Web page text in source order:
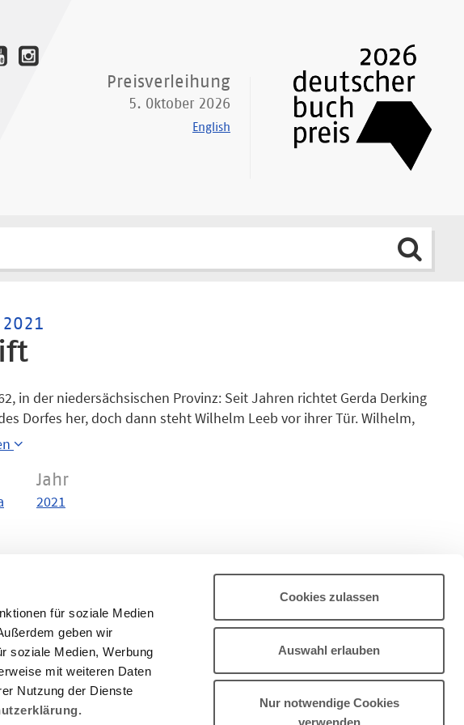
für soziale Medien
geben wir
soziale Medien, Werbung
mit weiteren Daten
Nutzung der Dienste
Cookies zulassen
Auswahl erlauben
Nur notwendige Cookies
verwenden
Preisverleihung
5. Oktober 2026
English
2021
in der niedersächsischen Provinz: Seit Jahren richtet Gerda Derking
Dorfes her, doch dann steht Wilhelm Leeb vor ihrer Tür. Wilhelm,
so vielen Jahren sitzen ließ, um sich die Tochter von Bauer Kruse
Mitgift zu sichern. Der als überzeugter Nazi in den Krieg zog und
der Kriegsgefangenschaft zurückkehrte. Nun zeichnet sich auf
ein Schmerz ab, der über das Erträgliche hinausgeht. Gerda ahnt:
Jahr
2021